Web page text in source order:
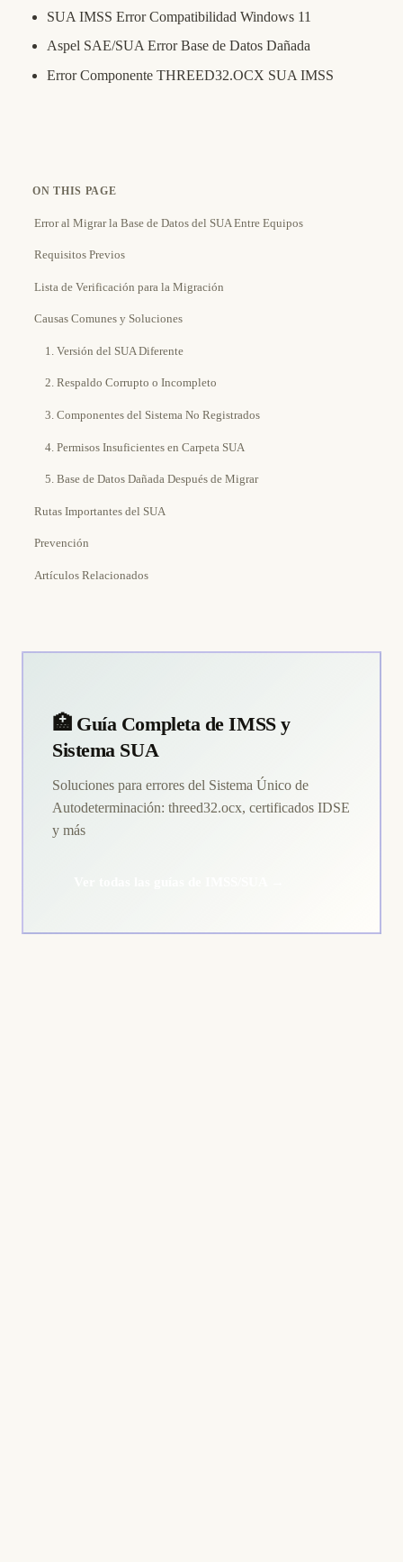
SUA IMSS Error Compatibilidad Windows 11
Aspel SAE/SUA Error Base de Datos Dañada
Error Componente THREED32.OCX SUA IMSS
ON THIS PAGE
Error al Migrar la Base de Datos del SUA Entre Equipos
Requisitos Previos
Lista de Verificación para la Migración
Causas Comunes y Soluciones
1. Versión del SUA Diferente
2. Respaldo Corrupto o Incompleto
3. Componentes del Sistema No Registrados
4. Permisos Insuficientes en Carpeta SUA
5. Base de Datos Dañada Después de Migrar
Rutas Importantes del SUA
Prevención
Artículos Relacionados
🏥 Guía Completa de IMSS y
Sistema SUA
Soluciones para errores del Sistema Único de
Autodeterminación: threed32.ocx, certificados IDSE
y más